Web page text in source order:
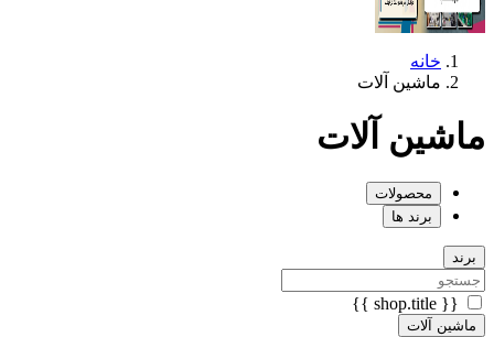
خانه
ماشین آلات
ماشین آلات
محصولات
برند ها
برند
{{ shop.title }}
ماشین آلات